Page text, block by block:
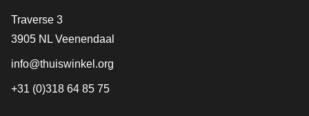
[_General:Contact]
Traverse 3
3905 NL Veenendaal
info@thuiswinkel.org
+31 (0)318 64 85 75